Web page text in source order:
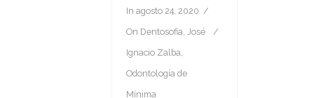
In agosto 24, 2020
On Dentosofia
José
Ignacio Zalba
Odontología de
Mínima